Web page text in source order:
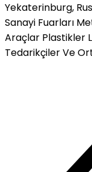
Yekaterinburg,
Sanayi Fuarları
Araçlar Plastikler
Tedarikçiler Ve